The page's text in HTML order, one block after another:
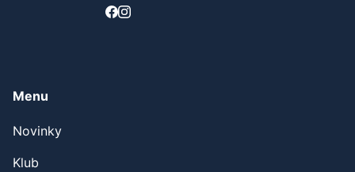
Menu
Novinky
Klub